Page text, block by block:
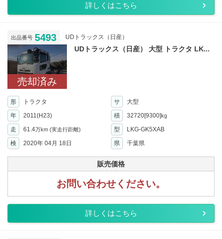
詳しくはこちら
出品番号 5493 UDトラックス（日産）
売却済み
UDトラックス（日産） 大型 トラクタ LK...
形 トラクタ サ
大型
年
2011(H23) 積 32720[9300]kg
走 61.4万km (実走行距離) 型
LKG-GK5XAB
検
2020年 04月 18日 県 千葉県
販売価格
お問い合わせください。
詳しくはこちら